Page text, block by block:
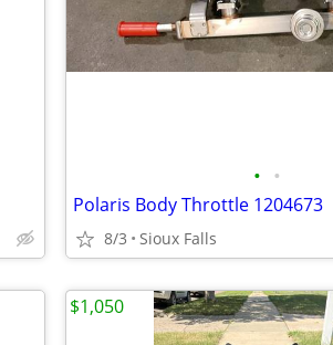
• •
Polaris Body Throttle 1204673
8/3 Sioux Falls
$1,050